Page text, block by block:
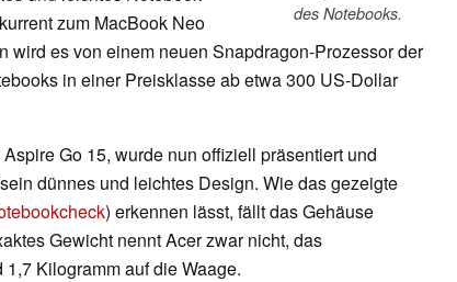
des Notebooks.
zum MacBook Neo
wird es von einem neuen Snapdragon-Prozessor der
in einer Preisklasse ab etwa 300 US-Dollar
Go 15, wurde nun offiziell präsentiert und
dünnes und leichtes Design. Wie das gezeigte
) erkennen lässt, fällt das Gehäuse
Gewicht nennt Acer zwar nicht, das
Kilogramm auf die Waage.